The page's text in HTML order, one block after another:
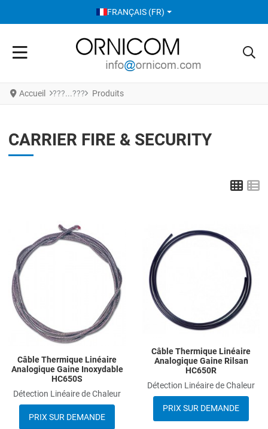
SÉLECTIONNEZ VOTRE LANGUE
FRANÇAIS (FR)
Accueil Produits
CARRIER FIRE & SECURITY
Grid
Add to Wishlist
Add to Compare
Quick View
Câble Thermique Linéaire
Analogique Gaine Inoxydable
HC650S
Détection Linéaire de Chaleur
PRIX SUR DEMANDE
Câble Thermique Linéaire
Analogique Gaine Rilsan
HC650R
Détection Linéaire de Chaleur
PRIX SUR DEMANDE